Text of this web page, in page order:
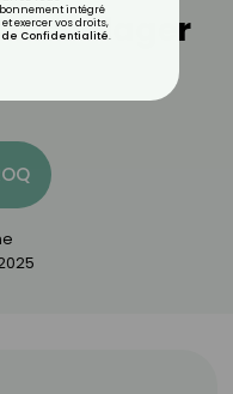
soulager
intégré
exercer vos droits,
de Confidentialité.